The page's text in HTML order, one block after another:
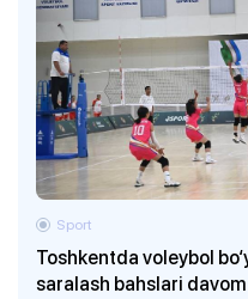
Toshkentda voleybol
saralash bahslari
Sport